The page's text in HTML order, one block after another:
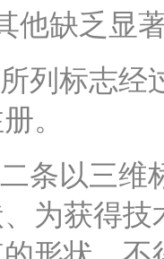
缺乏显
标志经
。
以三维
为获得